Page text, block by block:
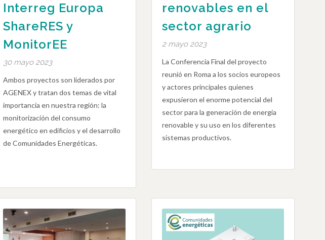
Interreg Europa
ShareRES y
MonitorEE
30 mayo 2023
Ambos proyectos son liderados por
AGENEX y tratan dos temas de vital
importancia en nuestra región: la
monitorización del consumo
energético en edificios y el desarrollo
de Comunidades Energéticas.
renovables en el
sector agrario
2 mayo 2023
La Conferencia Final del proyecto
reunió en Roma a los socios europeos
y actores principales quienes
expusieron el enorme potencial del
sector para la generación de energía
renovable y su uso en los diferentes
sistemas productivos.